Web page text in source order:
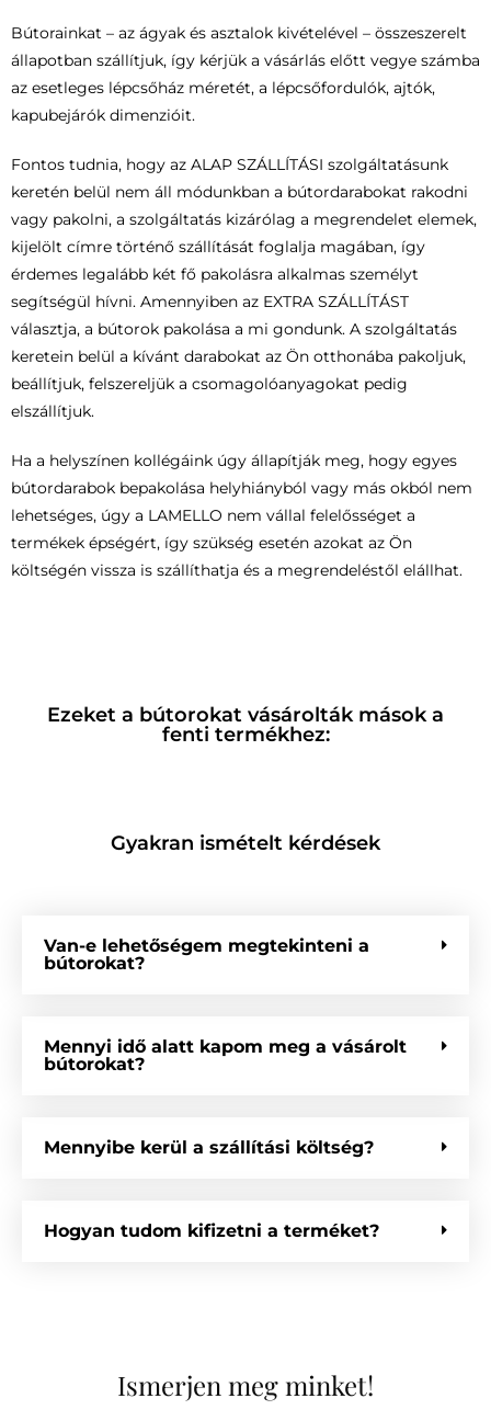
Bútorainkat – az ágyak és asztalok kivételével – összeszerelt
állapotban szállítjuk, így kérjük a vásárlás előtt vegye számba
az esetleges lépcsőház méretét, a lépcsőfordulók, ajtók,
kapubejárók dimenzióit.
Fontos tudnia, hogy az ALAP SZÁLLÍTÁSI szolgáltatásunk
keretén belül nem áll módunkban a bútordarabokat rakodni
vagy pakolni, a szolgáltatás kizárólag a megrendelet elemek,
kijelölt címre történő szállítását foglalja magában, így
érdemes legalább két fő pakolásra alkalmas személyt
segítségül hívni. Amennyiben az EXTRA SZÁLLÍTÁST
választja, a bútorok pakolása a mi gondunk. A szolgáltatás
keretein belül a kívánt darabokat az Ön otthonába pakoljuk,
beállítjuk, felszereljük a csomagolóanyagokat pedig
elszállítjuk.
Ha a helyszínen kollégáink úgy állapítják meg, hogy egyes
bútordarabok bepakolása helyhiányból vagy más okból nem
lehetséges, úgy a LAMELLO nem vállal felelősséget a
termékek épségért, így szükség esetén azokat az Ön
költségén vissza is szállíthatja és a megrendeléstől elállhat.
Ezeket a bútorokat vásárolták mások a
fenti termékhez:
Gyakran ismételt kérdések
Van-e lehetőségem megtekinteni a
bútorokat?
Mennyi idő alatt kapom meg a vásárolt
bútorokat?
Mennyibe kerül a szállítási költség?
Hogyan tudom kifizetni a terméket?
Ismerjen meg minket!